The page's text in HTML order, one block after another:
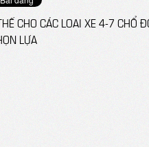
CHO CÁC LOAI XE 4-7 CHỔ
LỰA